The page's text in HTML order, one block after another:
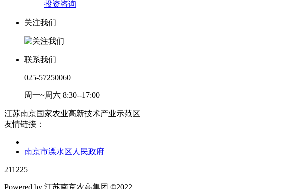
投资咨询
关注我们
联系我们
025-57250060
周一~周六 8:30--17:00
江苏南京国家农业高新技术产业示范区
友情链接：
南京市溧水区人民政府
211225
Powered by 江苏南京农高集团 ©2022